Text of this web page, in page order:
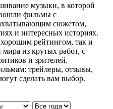
музыки, в которой
вошли фильмы с
сюжетом,
и интересных историях.
рейтингом, так и
из крутых работ, с
и зрителей.
трейлеры, отзывы,
сделать вам выбор.